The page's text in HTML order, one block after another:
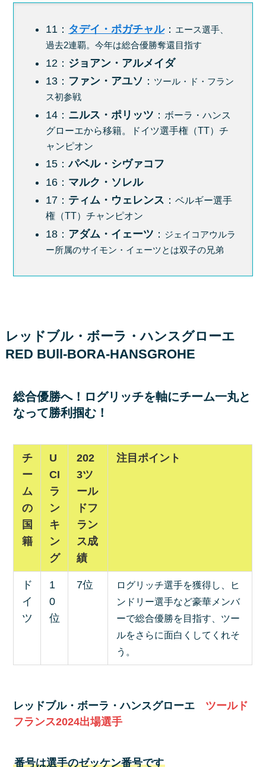
11： タデイ・ポガチャル： エース選手、
過去2連覇。今年は総合優勝奪還目指す
12： ジョアン・アルメイダ
13： ファン・アユソ ： ツール・ド・フラン
ス初参戦
14： ニルス・ポリッツ ： ボーラ・ハンス
グローエから移籍。ドイツ選手権（TT）チ
ャンピオン
15：パベル・シヴァコフ
16： マルク・ソレル
17： ティム・ウェレンス ：ベルギー選手
権（TT）チャンピオン
18： アダム・イェーツ ： ジェイコアウルラ
ー所属のサイモン・イェーツとは双子の兄弟
レッドブル・ボーラ・ハンスグローエ
RED BUll-BORA-HANSGROHE
総合優勝へ！ログリッチを軸にチーム一丸と
なって勝利掴む！
チ
ー
ム
の
国
籍
U
CI
ラ
ン
キ
ン
グ
202
3ツ
ール
ドフ
ラン
ス成
績
注目ポイント
ド
イ
ツ
1
0
位
7位
ログリッチ選手を獲得し、ヒ
ンドリー選手など豪華メンバ
ーで総合優勝を目指す、ツー
ルをさらに面白くしてくれそ
う。
レッドブル・ボーラ・ハンスグローエ ツールド
フランス2024出場選手
番号は選手のゼッケン番号です